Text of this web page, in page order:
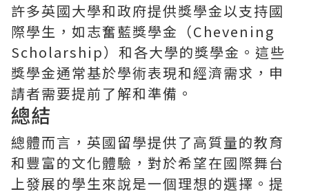
許多英國大學和政府提供獎學金以支持國
際學生，如志奮藍獎學金（Chevening
Scholarship）和各大學的獎學金。這些
獎學金通常基於學術表現和經濟需求，申
請者需要提前了解和準備。
總結
總體而言，英國留學提供了高質量的教育
和豐富的文化體驗，對於希望在國際舞台
上發展的學生來說是一個理想的選擇。提